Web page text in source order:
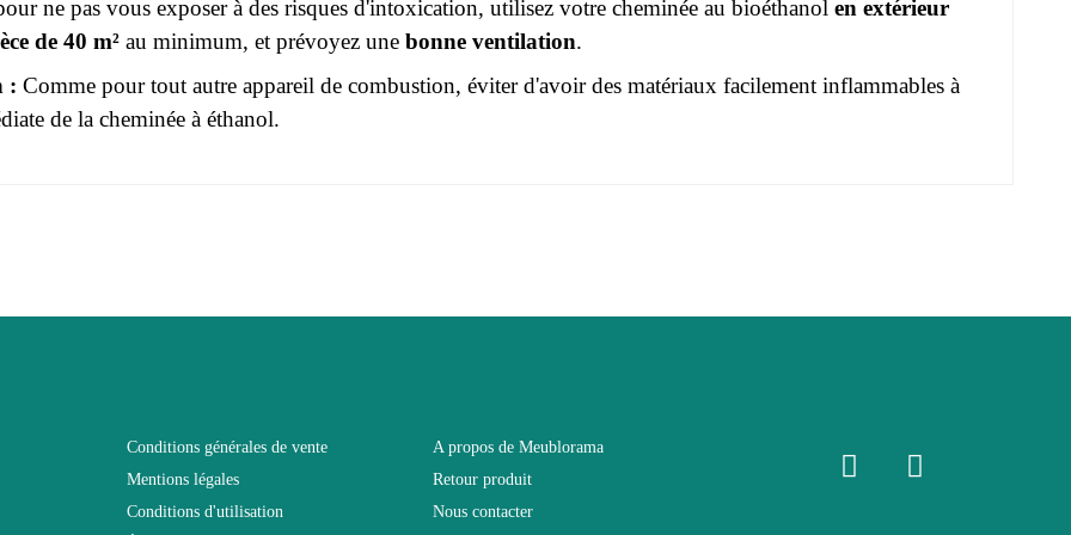
ne pas vous exposer à des risques d'intoxication, utilisez votre cheminée au bioéthanol en extérieur
de 40 m² au minimum, et prévoyez une bonne ventilation.
: Comme pour tout autre appareil de combustion, éviter d'avoir des matériaux facilement inflammables à
de la cheminée à éthanol.
L260xH170xP40
Conditions générales de vente
Mentions légales
Conditions d'utilisation
A propos de Meublorama
Retour produit
Nous contacter